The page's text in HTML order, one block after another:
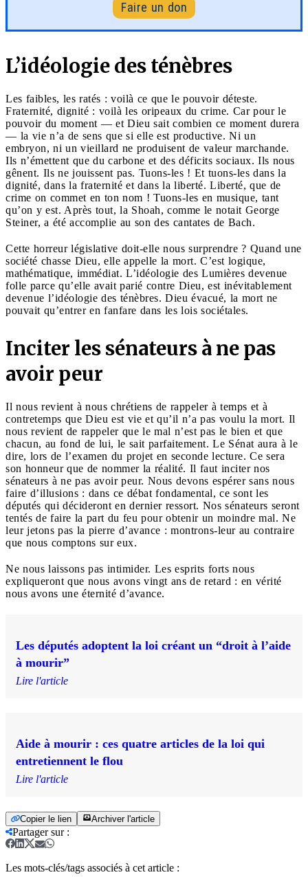
Faire un don
L’idéologie des ténèbres
Les faibles, les ratés : voilà ce que le pouvoir déteste.
Fraternité, dignité : voilà les oripeaux du crime. Car pour le
pouvoir du moment — et Dieu sait combien ce moment durera
— la vie n’a de sens que si elle est productive. Ni un
embryon, ni un vieillard ne produisent de valeur marchande.
Ils n’émettent que du carbone et des déficits sociaux. Ils nous
gênent. Ils ne jouissent pas. Tuons-les ! Et tuons-les dans la
dignité, dans la fraternité et dans la liberté. Liberté, que de
crime on commet en ton nom ! Tuons-les en musique, tant
qu’on y est. Après tout, la Shoah, comme le notait George
Steiner, a été accomplie au son des cantates de Bach.
Cette horreur législative doit-elle nous surprendre ? Quand une
société chasse Dieu, elle appelle la mort. C’est logique,
mathématique, immédiat. L’idéologie des Lumières devenue
folle parce qu’elle avait parié contre Dieu, est inévitablement
devenue l’idéologie des ténèbres. Dieu évacué, la mort ne
pouvait qu’entrer en fanfare dans les lois sociétales.
Inciter les sénateurs à ne pas
avoir peur
Il nous revient à nous chrétiens de rappeler à temps et à
contretemps que Dieu est vie et qu’il n’a pas voulu la mort. Il
nous revient de rappeler que le mal n’est pas le bien et que
chacun, au fond de lui, le sait parfaitement. Le Sénat aura à le
dire, lors de l’examen du projet en seconde lecture. Ce sera
son honneur que de nommer la réalité. Il faut inciter nos
sénateurs à ne pas avoir peur. Nous devons espérer sans nous
faire d’illusions : dans ce débat fondamental, ce sont les
députés qui décideront en dernier ressort. Nos sénateurs seront
tentés de faire la part du feu pour obtenir un moindre mal. Ne
leur jetons pas la pierre d’avance : montrons-leur au contraire
que nous comptons sur eux.
Ne nous laissons pas intimider. Les esprits forts nous
expliqueront que nous avons vingt ans de retard : en vérité
nous avons une éternité d’avance.
Les députés adoptent la loi créant un “droit à l’aide
à mourir”
Lire l'article
Aide à mourir : ces quatre articles de la loi qui
entretiennent le flou
Lire l'article
Copier le lien Archiver l'article
Partager sur:
Les mots-clés/tags associés à cet article :